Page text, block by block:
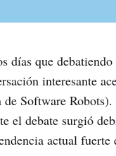
días que
interesante
de Software
el debate surgió
actual